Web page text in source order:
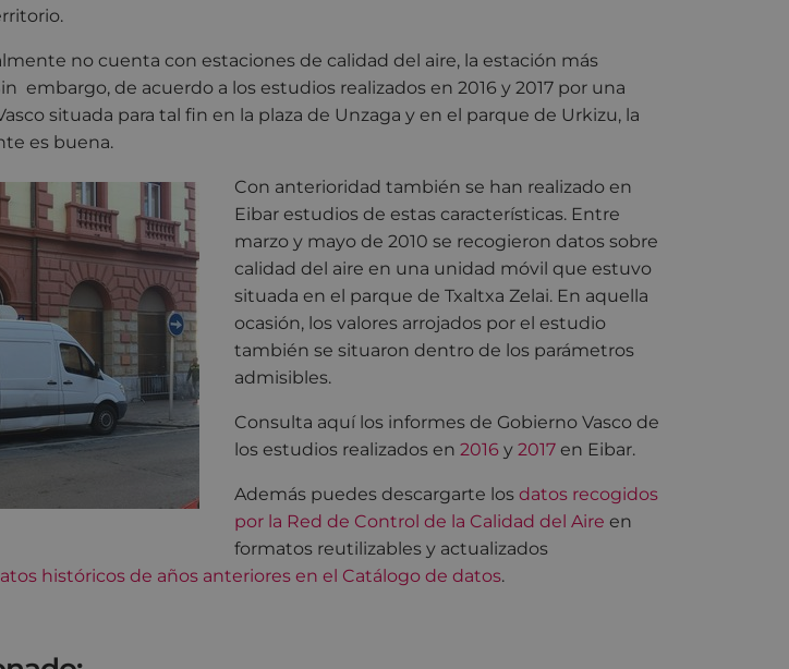
no cuenta con estaciones de calidad del aire, la estación más
embargo, de acuerdo a los estudios realizados en 2016 y 2017 por una
situada para tal fin en la plaza de Unzaga y en el parque de Urkizu, la
es buena.
Con anterioridad también se han realizado en
Eibar estudios de estas características. Entre
marzo y mayo de 2010 se recogieron datos sobre
calidad del aire en una unidad móvil que estuvo
situada en el parque de Txaltxa Zelai. En aquella
ocasión, los valores arrojados por el estudio
también se situaron dentro de los parámetros
admisibles.
Consulta aquí los informes de Gobierno Vasco de
los estudios realizados en 2016 y 2017 en Eibar.
Además puedes descargarte los datos recogidos
por la Red de Control de la Calidad del Aire en
formatos reutilizables y actualizados
históricos de años anteriores en el Catálogo de datos.